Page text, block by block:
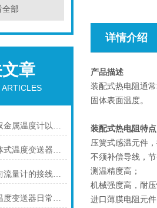
全部
章
ARTICLES
要想更好的使用双金属温度计以下几点不可少
上海仪川仪表一体式温度变送器的特点
解析上海仪川涡街流量计的接线情况
以下是上海仪表温度变送器日常保养的建议
详情介绍
产品描述
装配式热电阻通
固体表面温度。
装配式热电阻特点
压簧式感温元件
不须补偿导线，
测温精度高；
机械强度高，耐
进口薄膜电阻元